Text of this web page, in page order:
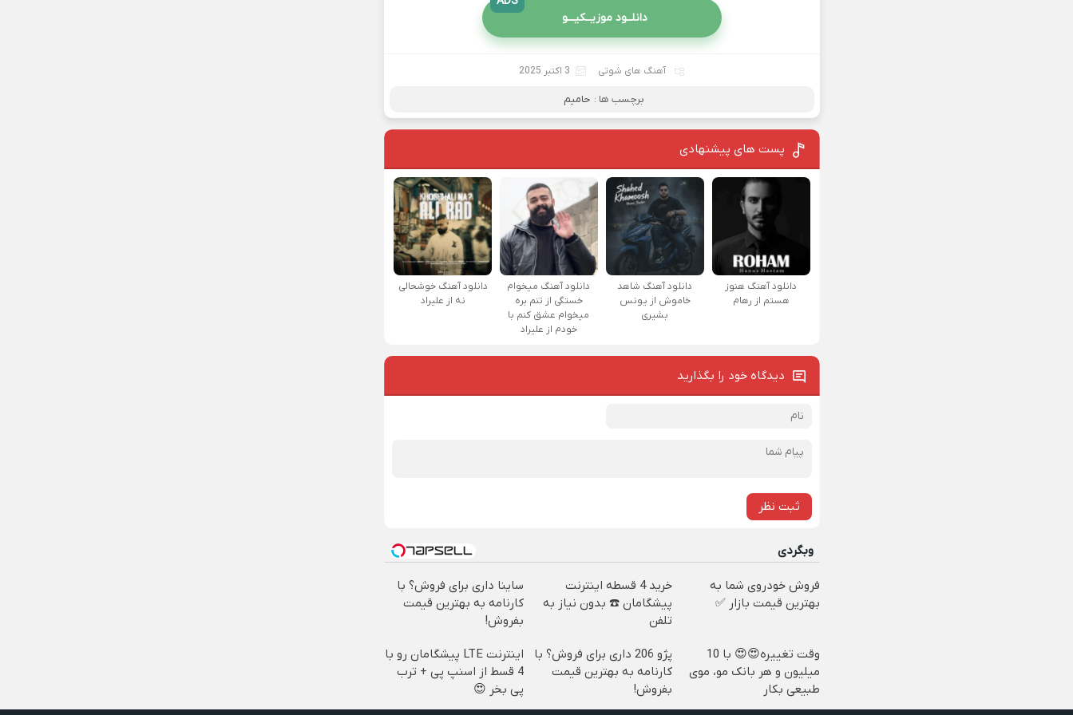
دانلــود موزیــکیـــو
آهنگ های شوتی 3 اکتبر 2025
برچسب ها : حامیم
پست های پیشنهادی
دانلود آهنگ هنوز
هستم از رهام
دانلود آهنگ شاهد
خاموش از یونس
بشیری
دانلود آهنگ میخوام
خستگی از تنم بره
میخوام عشق کنم با
خودم از علیراد
دانلود آهنگ خوشحالی
نه از علیراد
دیدگاه خود را بگذارید
ثبت نظر
وبگردی
فروش خودروی شما به
بهترین قیمت بازار ✅
خرید 4 قسطه اینترنت
پیشگامان ☎️ بدون نیاز به
تلفن
ساینا داری برای فروش؟ با
کارنامه به بهترین قیمت
بفروش!
وقت تغییره😍😍 با 10
میلیون و هر بانک مو، موی
طبیعی بکار
پژو 206 داری برای فروش؟ با
کارنامه به بهترین قیمت
بفروش!
اینترنت LTE پیشگامان رو با
4 قسط از اسنپ پی + ترب
پی بخر 😍